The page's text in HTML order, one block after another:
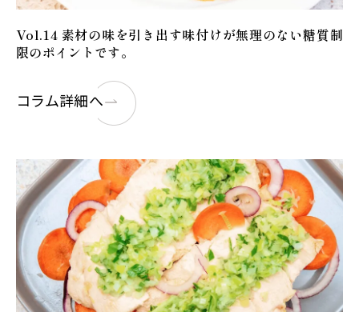
Vol.14 素材の味を引き出す味付けが無理のない糖質制
限のポイントです。
コラム詳細へ